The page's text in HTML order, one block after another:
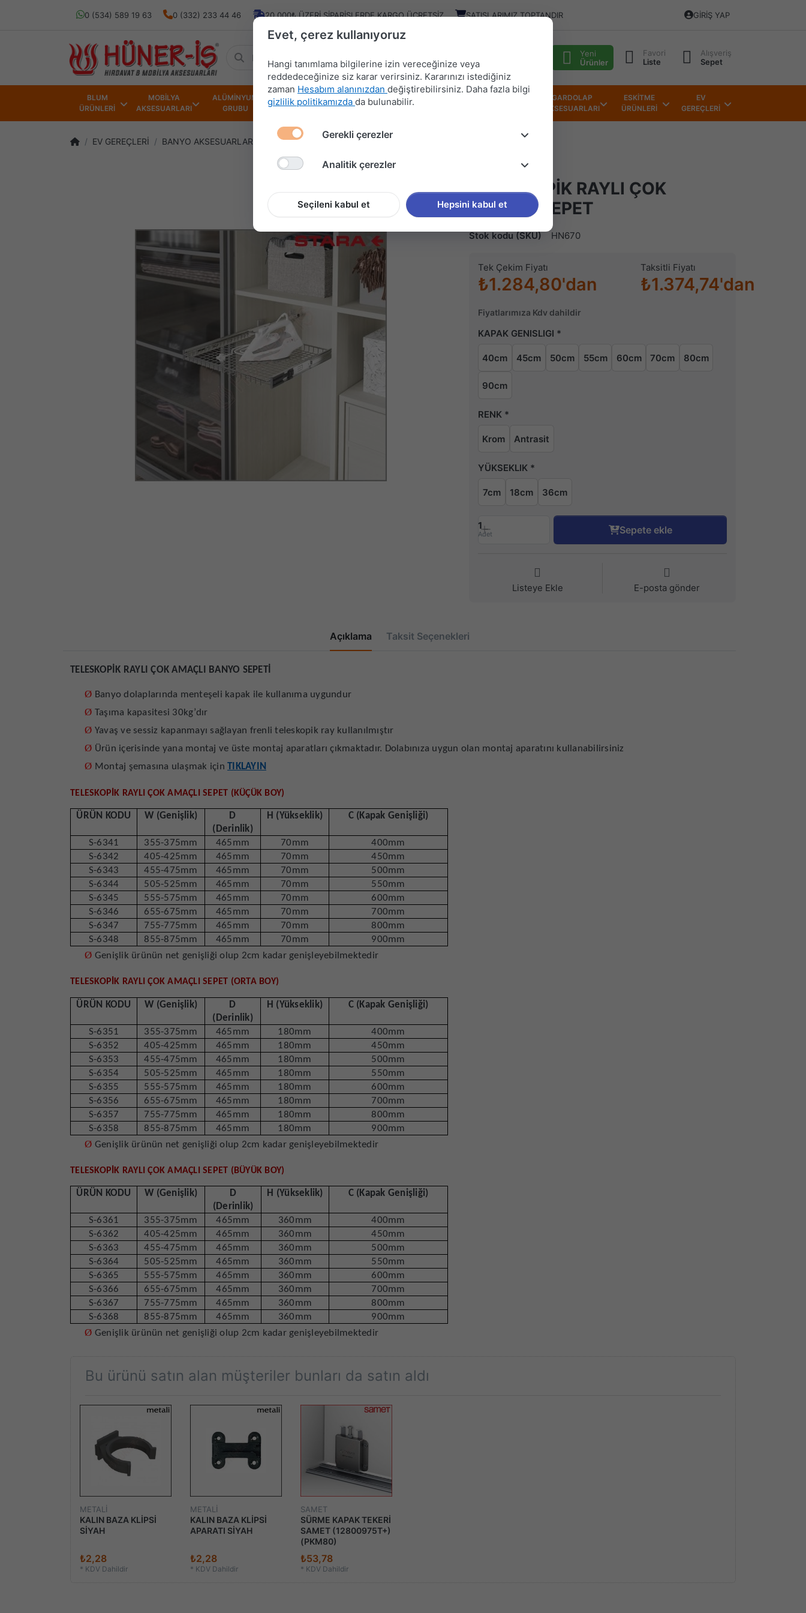
0 (534) 589 19 63 0 (332) 233 44 46 20.000₺ ÜZERI SIPARIŞLERDE KARGO ÜCRETSIZ SATIŞLARIMIZ TOPTANDIR GIRIŞ YAP
Yeni
Ürünler
Favori
Liste
Alışveriş
Sepet
BLUM
ÜRÜNLERİ
MOBİLYA
AKSESUARLARI
ALÜMİNYUM
GRUBU
HIRDAVAT
MALZEMELERİ
MUTFAK
AKSESUARLARI
GARDOLAP
AKSESUARLARI
ESKİTME
ÜRÜNLERİ
EV
GEREÇLERİ
EV GEREÇLERİ BANYO AKSESUARLARI TELESKOPİK RAYLI ÇOK AMAÇLI SEPET
TELESKOPİK RAYLI ÇOK
AMAÇLI SEPET
Stok kodu (SKU) HN670
Tek Çekim Fiyatı
₺1.284,80'dan
Taksitli Fiyatı
₺1.374,74'dan
Fiyatlarımıza Kdv dahildir
KAPAK GENISLIGI
40cm 45cm 50cm 55cm 60cm 70cm 80cm
90cm
RENK
Krom Antrasit
YÜKSEKLIK
7cm 18cm 36cm
1
Adet Sepete ekle
Listeye Ekle E-posta gönder
Açıklama Taksit Seçenekleri
TELESKOPİK RAYLI ÇOK AMAÇLI BANYO SEPETİ
Ø Banyo dolaplarında menteşeli kapak ile kullanıma uygundur
Ø Taşıma kapasitesi 30kg’dır
Ø Yavaş ve sessiz kapanmayı sağlayan frenli teleskopik ray kullanılmıştır
Ø Ürün içerisinde yana montaj ve üste montaj aparatları çıkmaktadır. Dolabınıza uygun olan montaj aparatını kullanabilirsiniz
Ø Montaj şemasına ulaşmak için TIKLAYIN
TELESKOPİK RAYLI ÇOK AMAÇLI SEPET (KÜÇÜK BOY)
ÜRÜN KODU W (Genişlik)
D
(Derinlik)
H (Yükseklik) C (Kapak Genişliği)
S-6341 355-375mm 465mm 70mm
400mm
S-6342
405-425mm 465mm 70mm
450mm
S-6343
455-475mm 465mm 70mm
500mm
S-6344
505-525mm 465mm 70mm
550mm
S-6345
555-575mm 465mm 70mm
600mm
S-6346
655-675mm 465mm 70mm
700mm
S-6347
755-775mm 465mm 70mm
800mm
S-6348
855-875mm 465mm 70mm 900mm
Ø Genişlik ürünün net genişliği olup 2cm kadar genişleyebilmektedir
TELESKOPİK RAYLI ÇOK AMAÇLI SEPET (ORTA BOY)
ÜRÜN KODU W (Genişlik)
D
(Derinlik)
H (Yükseklik) C (Kapak Genişliği)
S-6351 355-375mm 465mm 180mm
400mm
S-6352
405-425mm 465mm 180mm
450mm
S-6353
455-475mm 465mm 180mm
500mm
S-6354
505-525mm 465mm 180mm
550mm
S-6355
555-575mm 465mm 180mm
600mm
S-6356
655-675mm 465mm 180mm
700mm
S-6357
755-775mm 465mm 180mm
800mm
S-6358
855-875mm 465mm 180mm 900mm
Ø Genişlik ürünün net genişliği olup 2cm kadar genişleyebilmektedir
TELESKOPİK RAYLI ÇOK AMAÇLI SEPET (BÜYÜK BOY)
ÜRÜN KODU W (Genişlik)
D
(Derinlik)
H (Yükseklik) C (Kapak Genişliği)
S-6361 355-375mm 465mm 360mm
400mm
S-6362
405-425mm 465mm 360mm
450mm
S-6363
455-475mm 465mm 360mm
500mm
S-6364
505-525mm 465mm 360mm
550mm
S-6365
555-575mm 465mm 360mm
600mm
S-6366
655-675mm 465mm 360mm
700mm
S-6367
755-775mm 465mm 360mm
800mm
S-6368
855-875mm 465mm 360mm 900mm
Ø Genişlik ürünün net genişliği olup 2cm kadar genişleyebilmektedir
Bu ürünü satın alan müşteriler bunları da satın aldı
METALİ
KALIN BAZA KLİPSİ
SİYAH
₺2,28
* KDV Dahildir
METALİ
KALIN BAZA KLİPSİ
APARATI SİYAH
₺2,28
* KDV Dahildir
SAMET
SÜRME KAPAK TEKERİ
SAMET (12800975T+)
(PKM80)
₺53,78
* KDV Dahildir
Evet, çerez kullanıyoruz
Hangi tanımlama bilgilerine izin vereceğinize veya
reddedeceğinize siz karar verirsiniz. Kararınızı istediğiniz
zaman Hesabım alanınızdan değiştirebilirsiniz. Daha fazla bilgi
gizlilik politikamızda da bulunabilir.
Gerekli çerezler
Analitik çerezler
Seçileni kabul et Hepsini kabul et